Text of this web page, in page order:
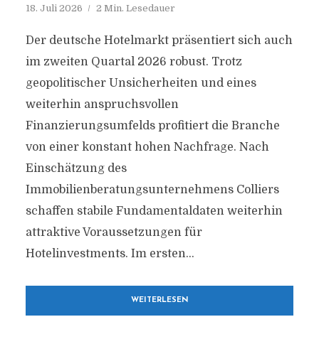
18. Juli 2026 2 Min. Lesedauer
Der deutsche Hotelmarkt präsentiert sich auch
im zweiten Quartal 2026 robust. Trotz
geopolitischer Unsicherheiten und eines
weiterhin anspruchsvollen
Finanzierungsumfelds profitiert die Branche
von einer konstant hohen Nachfrage. Nach
Einschätzung des
Immobilienberatungsunternehmens Colliers
schaffen stabile Fundamentaldaten weiterhin
attraktive Voraussetzungen für
Hotelinvestments. Im ersten...
WEITERLESEN